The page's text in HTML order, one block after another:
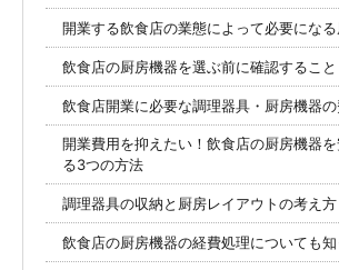
開業する飲食店の業態によって必要にな
飲食店の厨房機器を選ぶ前に確認すること
飲食店開業に必要な調理器具・厨房機器
開業費用を抑えたい！飲食店の厨房機器
る3つの方法
調理器具の収納と厨房レイアウトの考え方
飲食店の厨房機器の経費処理についても知